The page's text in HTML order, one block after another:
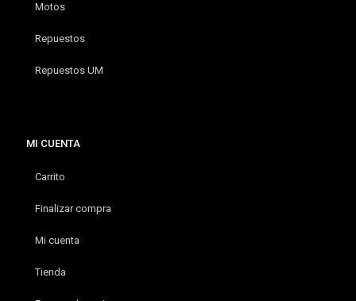
Motos
Repuestos
Repuestos UM
MI CUENTA
Carrito
Finalizar compra
Mi cuenta
Tienda